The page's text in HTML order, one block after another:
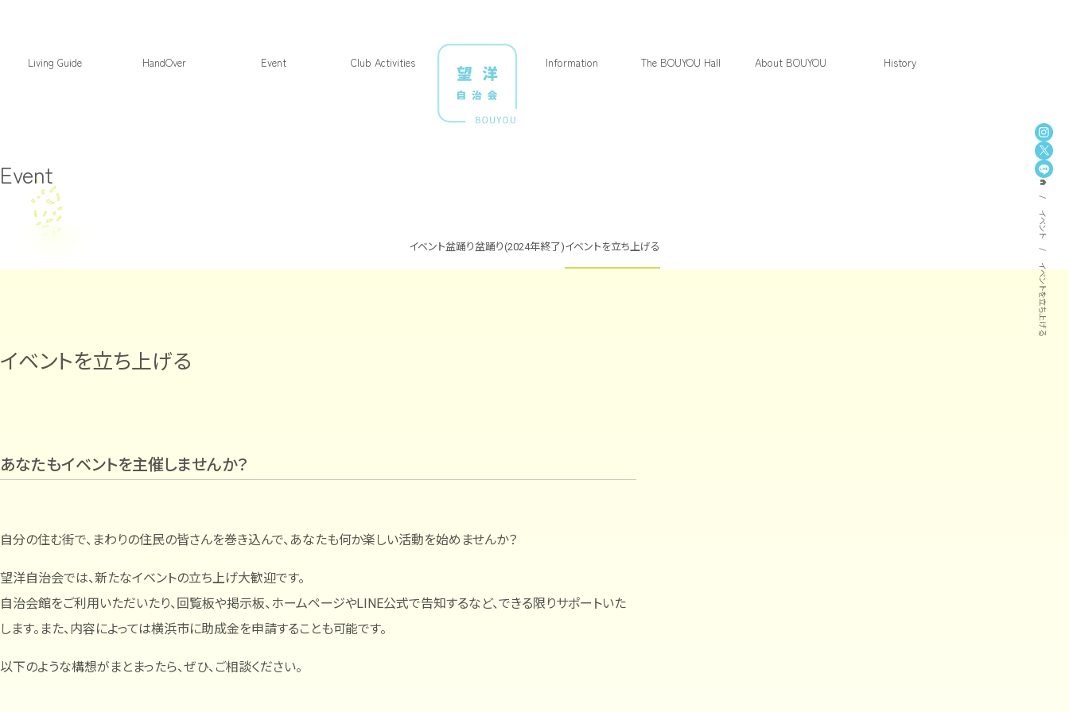
Living Guide HandOver Event Club Activities Information The BOUYOU Hall About BOUYOU History
home
イベント
イベントを立ち上げる
Event
イベント盆踊り盆踊り(2024年終了)イベントを立ち上げる
イベントを立ち上げる
あなたもイベントを主催しませんか？
自分の住む街で、まわりの住民の皆さんを巻き込んで、あなたも何か楽しい活動を始めませんか？
望洋自治会では、新たなイベントの立ち上げ大歓迎です。
自治会館をご利用いただいたり、回覧板や掲示板、ホームページやLINE公式で告知するなど、できる限りサポートいた
します。また、内容によっては横浜市に助成金を申請することも可能です。
以下のような構想がまとまったら、ぜひ、ご相談ください。